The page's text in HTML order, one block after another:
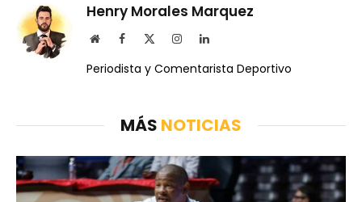
Henry Morales Marquez
WebsiteFacebook InstagramLinkedIn
Periodista y Comentarista Deportivo
MÁS NOTICIAS